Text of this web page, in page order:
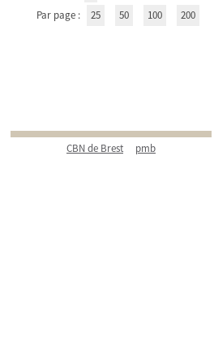
Par page :
25 50 100 200
CBN de Brest pmb